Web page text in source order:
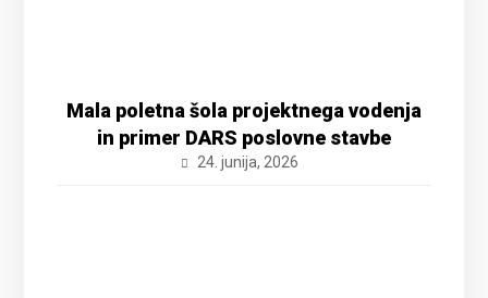
Mala poletna šola projektnega vodenja
in primer DARS poslovne stavbe
24. junija, 2026